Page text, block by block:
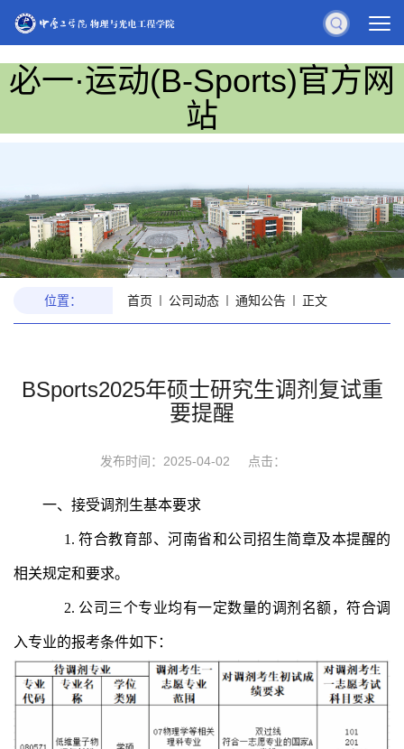
必一·运动(B-Sports)官方网
站
位置： 首页 公司动态 通知公告 正文
BSports2025年硕士研究生调剂复试重
要提醒
发布时间：2025-04-02 点击：
一、 接受调剂生基本要求
1.符合教育部、河南省和公司招生简章及本提醒的
相关规定和要求。
2. 公司三个专业均有一定数量的调剂名额，符合调
入专业的报考条件如下：